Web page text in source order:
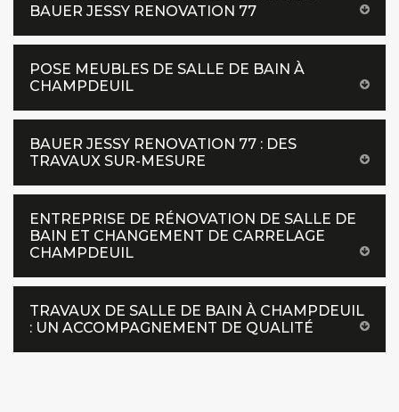
BAUER JESSY RENOVATION 77
POSE MEUBLES DE SALLE DE BAIN À
CHAMPDEUIL
BAUER JESSY RENOVATION 77 : DES
TRAVAUX SUR-MESURE
ENTREPRISE DE RÉNOVATION DE SALLE DE
BAIN ET CHANGEMENT DE CARRELAGE
CHAMPDEUIL
TRAVAUX DE SALLE DE BAIN À CHAMPDEUIL
: UN ACCOMPAGNEMENT DE QUALITÉ